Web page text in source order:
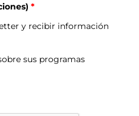
*
y recibir información
sus programas